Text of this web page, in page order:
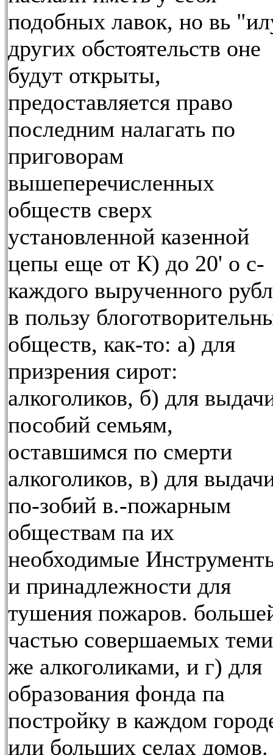
подобных лавок, но вь
других обстоятельств оне
будут открыты,
предоставляется право
последним налагать по
приговорам
вышеперечисленных
обществ сверх
установленной казенной
цепы еще от К) до 20' о с-
каждого вырученного
в пользу
обществ, как-то: а) для
призрения сирот:
алкоголиков, б) для
пособий семьям,
оставшимся по смерти
алкоголиков, в) для
по-зобий в.-пожарным
обществам па их
необходимые
и принадлежности для
тушения пожаров.
частью совершаемых
же алкоголиками, и г) для
образования фонда па
постройку в каждом
или больших селах домов.